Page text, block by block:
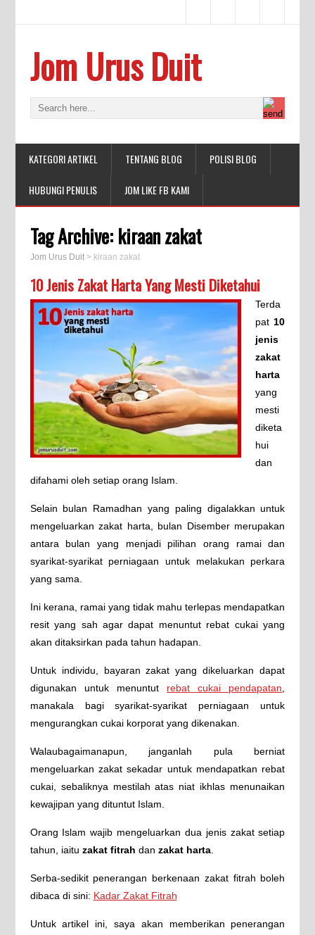
Jom Urus Duit
KATEGORI ARTIKEL TENTANG BLOG POLISI BLOG
HUBUNGI PENULIS JOM LIKE FB KAMI
Tag Archive: kiraan zakat
Jom Urus Duit> kiraan zakat
10 Jenis Zakat Harta Yang Mesti Diketahui
Terda
pat 10
jenis
zakat
harta
yang
mesti
diketa
hui
dan
difahami oleh setiap orang Islam.
Selain bulan Ramadhan yang paling digalakkan untuk
mengeluarkan zakat harta, bulan Disember merupakan
antara bulan yang menjadi pilihan orang ramai dan
syarikat-syarikat perniagaan untuk melakukan perkara
yang sama.
Ini kerana, ramai yang tidak mahu terlepas mendapatkan
resit yang sah agar dapat menuntut rebat cukai yang
akan ditaksirkan pada tahun hadapan.
Untuk individu, bayaran zakat yang dikeluarkan dapat
digunakan untuk menuntut rebat cukai pendapatan
manakala bagi syarikat-syarikat perniagaan untuk
mengurangkan cukai korporat yang dikenakan.
Walaubagaimanapun, janganlah pula berniat
mengeluarkan zakat sekadar untuk mendapatkan rebat
cukai, sebaliknya mestilah atas niat ikhlas menunaikan
kewajipan yang dituntut Islam.
Orang Islam wajib mengeluarkan dua jenis zakat setiap
tahun, iaitu zakat fitrah dan zakat harta.
Serba-sedikit penerangan berkenaan zakat fitrah boleh
dibaca di sini: Kadar Zakat Fitrah
Untuk artikel ini, saya akan memberikan penerangan